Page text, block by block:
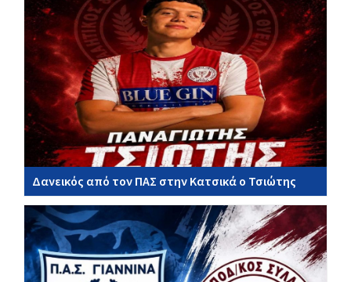
Δανεικός από τον ΠΑΣ στην Κατσικά ο Τσιώτης